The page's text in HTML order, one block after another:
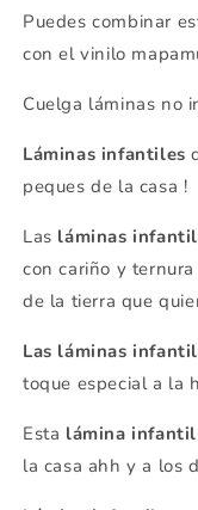
Puedes combinar
con el vinilo
Cuelga láminas no
Láminas infantiles
peques de la casa !
Las láminas
con cariño y
de la tierra que
Las láminas
toque especial a la
Esta lámina infantil
la casa ahh y a los